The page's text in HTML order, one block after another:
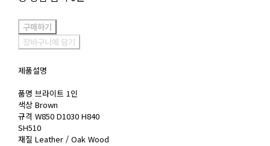
구매하기
장바구니에 담기
제품설명
품명 브라이트 1인
색상 Brown
규격 W850 D1030 H840
SH510
재질 Leather / Oak Wood